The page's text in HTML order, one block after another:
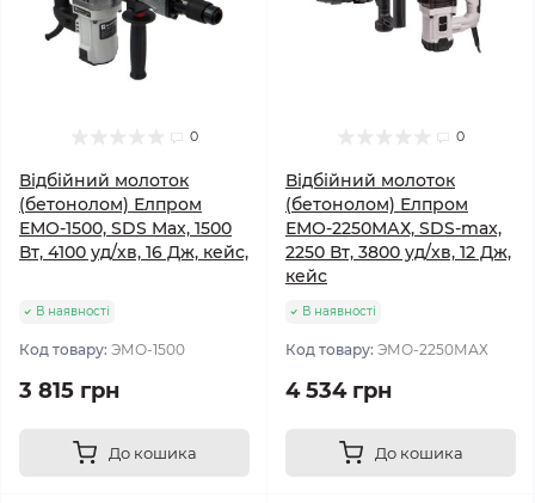
0
Відбійний молоток
(бетонолом) Елпром
ЕМО-1500, SDS Max, 1500
Вт, 4100 уд/хв, 16 Дж, кейс,
В наявності
Код товару: ЭМО-1500
3 815 грн
До кошика
0
Відбійний молоток
(бетонолом) Елпром
ЕМО-2250МАХ, SDS-max,
2250 Вт, 3800 уд/хв, 12 Дж,
кейс
В наявності
Код товару: ЭМО-2250МАХ
4 534 грн
До кошика